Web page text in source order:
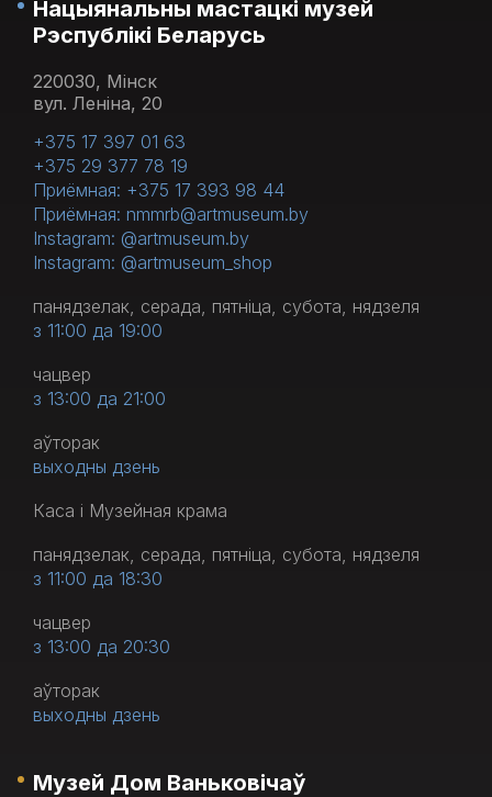
Нацыянальны мастацкі музей
Рэспублікі Беларусь
220030, Мінск
вул. Леніна, 20
+375 17 397 01 63
+375 29 377 78 19
Приёмная: +375 17 393 98 44
Приёмная: nmmrb@artmuseum.by
Instagram: @artmuseum.by
Instagram: @artmuseum_shop
панядзелак, серада, пятніца, субота, нядзеля
з 11:00 да 19:00
чацвер
з 13:00 да 21:00
аўторак
выходны дзень
Каса і Музейная крама
панядзелак, серада, пятніца, субота, нядзеля
з 11:00 да 18:30
чацвер
з 13:00 да 20:30
аўторак
выходны дзень
Музей Дом Ваньковічаў